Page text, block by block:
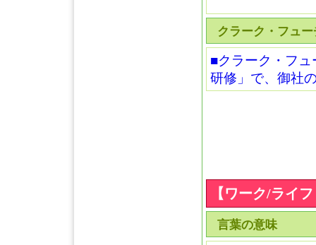
クラーク・フュ
■クラーク・フ
研修」で、御社
【ワーク/ライ
言葉の意味